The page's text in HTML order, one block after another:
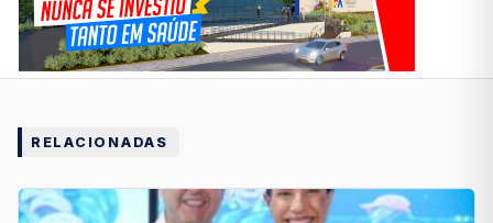
RELACIONADAS